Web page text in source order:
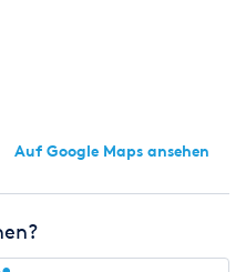
Auf Google Maps ansehen